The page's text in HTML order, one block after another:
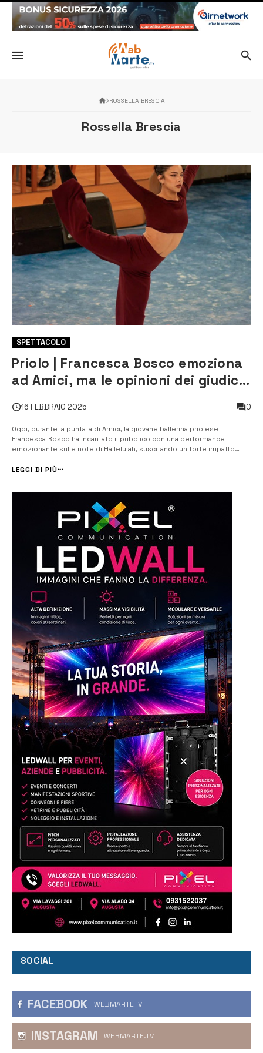
ROSSELLA BRESCIA
Rossella Brescia
SPETTACOLO
Priolo | Francesca Bosco emoziona
ad Amici, ma le opinioni dei giudici
16 FEBBRAIO 2025 0
Oggi, durante la puntata di Amici, la giovane ballerina priolese
Francesca Bosco ha incantato il pubblico con una performance
emozionante sulle note di Hallelujah, suscitando un forte impatto
giudici sono state contrastanti. Rossella Brescia ha elogiato con
LEGGI DI PIÙ
SOCIAL
FACEBOOK WEBMARTETV
INSTAGRAM WEBMARTE.TV